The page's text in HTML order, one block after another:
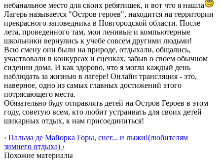
небанальное место для своих ребятишек, и вот что я нашла
Лагерь называется "Остров героев", находится на территории
прекрасного заповедника в Новгородской области. После
лета, проведенного там, мои ленивые и компьютерные
школьники вернулись к учебе совсем другими людьми!
Всю смену они были на природе, отдыхали, общались,
участвовали в конкурсах и сценках, забыв о своем обычном
сидении дома. И как здорово, что я могла каждый день
наблюдать за жизнью в лагере! Онлайн трансляция - это,
наверное, одно из самых главных достижений этого
потрясающего места.
Обязательно буду отправлять детей на Остров Героев в этом
году, советую всем, кто любит устраивать для своих детей
шикарных отдых, к нам присоединиться!
‹ Пальма де Майорка Горы, снег... и лыжи!(любителям
зимнего отдыха) ›
Похожие материалы